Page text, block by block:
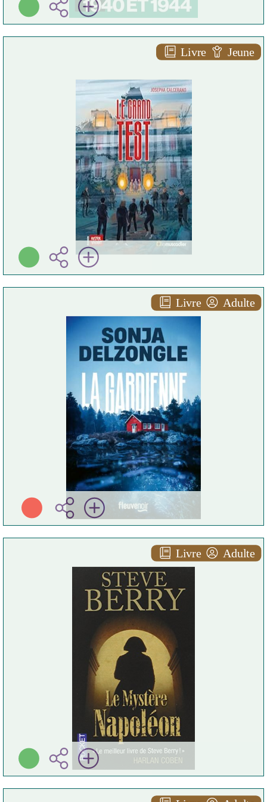
Livre Jeune
Le grand test
Josepha CALCERANO
Le muscadier ( Cognac -
2024 )
Plus d'infos
Livre Adulte
La gardienne
Sonja DELZONGLE
Fleuve éditions ( 2026 )
Plus d'infos
Livre Adulte
Le mystère napoléon
Steve BERRY
Pocket ( Paris - 2012 )
Plus d'infos